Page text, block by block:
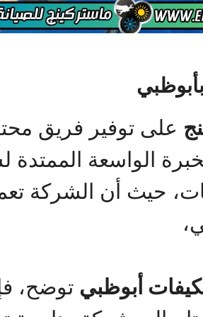
على توفير فريق
الواسعة
حيث أن الشركة
أبوظبي توضح،